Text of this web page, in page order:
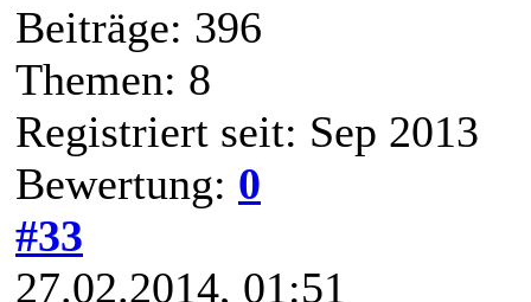
Beiträge: 396
Themen: 8
Registriert seit: Sep 2013
Bewertung: 0
#33
27.02.2014, 01:51